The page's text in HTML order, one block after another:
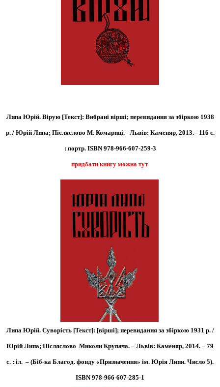
Липа Юрій. Вірую [Текст]: Вибрані вірші; перевидання за збіркою 1938
р. / Юрій Липа; Післяслово М. Комариці. - Львів: Каменяр, 2013. - 116 с.
: портр. ISBN 978-966-607-259-3
придбати книгу можна тут
Липа Юрій. Суворість [Текст]: [вірші]; перевидання за збіркою 1931 р. /
Юрій Липа; Післяслово Миколи Крупача. – Львів: Каменяр, 2014. – 79
с. : іл. – (Біб-ка Благод. фонду «Призначення» ім. Юрія Липи. Число 5).
ISBN 978-966-607-285-1